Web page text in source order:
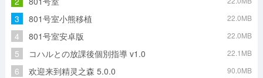
3 801号室小熊移植 22.0MB
4 801号室安卓版 22.0MB
5 コハルとの放課後個別指導 v1.0 22.1MB
6 欢迎来到精灵之森 5.0.0 90.0MB